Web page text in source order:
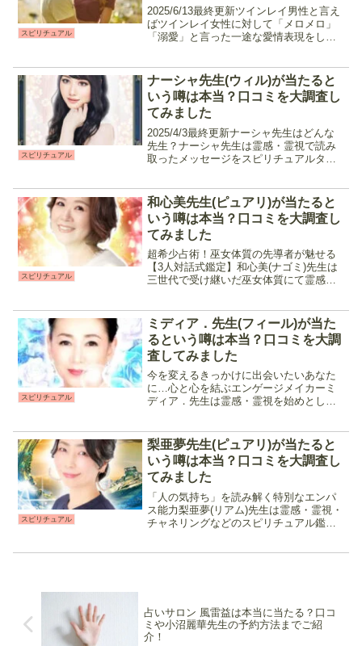
スピリチュアル
2025/6/13最終更新ツインレイ男性と言え
ばツインレイ女性に対して「メロメロ」
「溺愛」と言った一途な愛情表現をして
サイレント期間が終わらないまま決別し
てしまう事があ...
スピリチュアル
ナーシャ先生(ウィル)が当たると
いう噂は本当？口コミを大調査し
てみました
2025/4/3最終更新ナーシャ先生はどんな
先生？ナーシャ先生は霊感・霊視で読み
取ったメッセージをスピリチュアルタロ
がり多くの相談者から支持されている占
い師の一人で、優...
スピリチュアル
和心美先生(ピュアリ)が当たると
いう噂は本当？口コミを大調査し
てみました
超希少占術！巫女体質の先導者が魅せる
【3人対話式鑑定】和心美(ナゴミ)先生は
三世代で受け継いだ巫女体質にて霊感・
識と繋がり仲介役になることで、相談者
が聞きたい質問を直接...
スピリチュアル
ミディア．先生(フィール)が当た
るという噂は本当？口コミを大調
査してみました
今を変えるきっかけに出会いたいあなた
に…心と心を結ぶエンゲージメイカーミ
ディア．先生は霊感・霊視を始めとした
定を行う占い師です。優しく話しやすい
印象の先生で占い初心者で...
スピリチュアル
梨亜夢先生(ピュアリ)が当たると
いう噂は本当？口コミを大調査し
てみました
「人の気持ち」を読み解く特別なエンパ
ス能力梨亜夢(リアム)先生は霊感・霊視・
チャネリングなどのスピリチュアル鑑定
占いサロン 風雷益は本当に当たる？口コ
ミや小沼麗華先生の予約方法までご紹
介！